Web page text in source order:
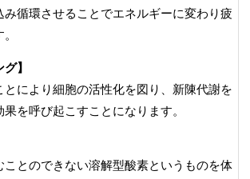
み循環させることでエネルギーに変わり疲
】
とにより細胞の活性化を図り、新陳代謝を
を呼び起こすことになります。
ことのできない溶解型酸素というものを体